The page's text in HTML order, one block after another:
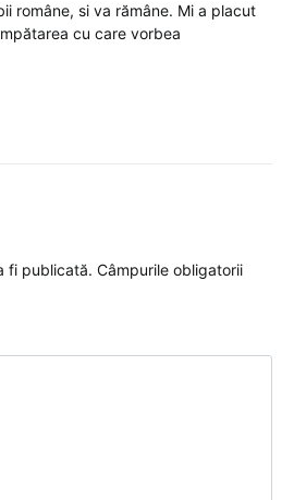
române, si va rămâne. Mi a placut
cu care vorbea
fi publicată. Câmpurile obligatorii